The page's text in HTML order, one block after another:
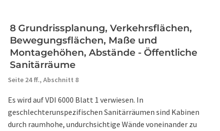
8 Grundrissplanung, Verkehrsflächen,
Bewegungsflächen, Maße und
Montagehöhen, Abstände - Öffentliche
Sanitärräume
Seite 24 ff., Abschnitt 8
Es wird auf VDI 6000 Blatt 1 verwiesen. In
geschlechterunspezifischen Sanitärräumen sind Kabinen
durch raumhohe, undurchsichtige Wände voneinander zu